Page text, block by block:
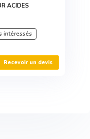
ACIDES
intéressés
Recevoir un devis